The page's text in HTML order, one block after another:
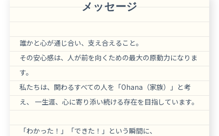
メッセージ
誰かと心が通じ合い、支え合えること。
その安心感は、人が前を向くための最大の原動力になりま
す。
私たちは、関わるすべての人を「Ohana（家族）」と考
え、 一生涯、心に寄り添い続ける存在を目指しています。
「わかった！」「できた！」という瞬間に、